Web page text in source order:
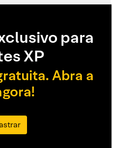
para
XP
Abra a